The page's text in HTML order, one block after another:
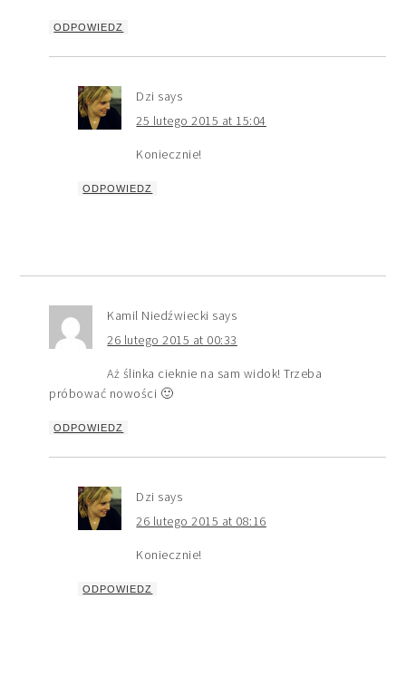
ODPOWIEDZ
Dzi says
25 lutego 2015 at 15:04
Koniecznie!
ODPOWIEDZ
Kamil Niedźwiecki says
26 lutego 2015 at 00:33
Aż ślinka cieknie na sam widok! Trzeba
próbować nowości 🙂
ODPOWIEDZ
Dzi says
26 lutego 2015 at 08:16
Koniecznie!
ODPOWIEDZ